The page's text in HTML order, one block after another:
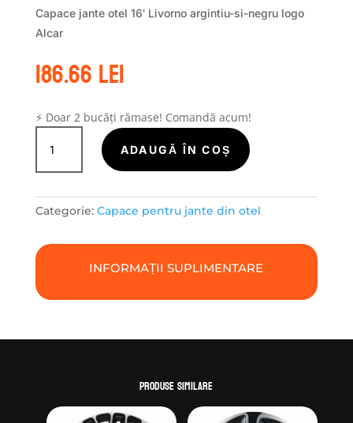
Capace jante otel 16′ Livorno argintiu-si-negru logo
Alcar
186.66lei
⚡ Doar 2 bucăți rămase! Comandă acum!
Cantitate
Capace
jante
16'
argintiu-
si-
negru
logo
ADAUGĂ ÎN COȘ
Categorie: Capace pentru jante din otel
INFORMAȚII SUPLIMENTARE
Produse similare